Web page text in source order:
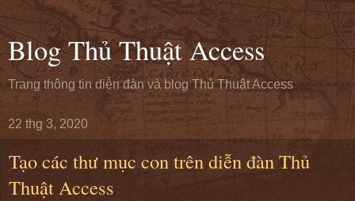
Blog Thủ Thuật Access
Trang thông tin diễn đàn và blog Thủ Thuật Access
22 thg 3, 2020
Tạo các thư mục con trên diễn đàn Thủ
Thuật Access